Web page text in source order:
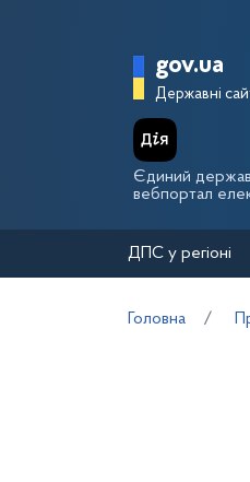
gov.ua
Державні
Єдиний
вебпортал
ДПС у регіоні
Головна